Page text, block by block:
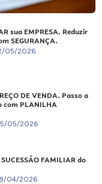
sua EMPRESA. Reduzir
SEGURANÇA.
05/2026
DE VENDA. Passo a
com PLANILHA
05/2026
FAMILIAR do
04/2026